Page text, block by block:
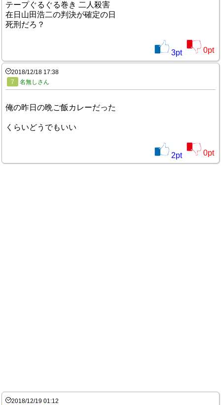
テープぐるぐる巻き 二人殺害
在日山田浩二の判決が確定の日
死刑だろ？
3pt 0pt
2018/12/18 17:38
7
名無しさん
俺の昨日の晩ご飯カレーだった
くらいどうでもいい
2pt 0pt
2018/12/19 01:12